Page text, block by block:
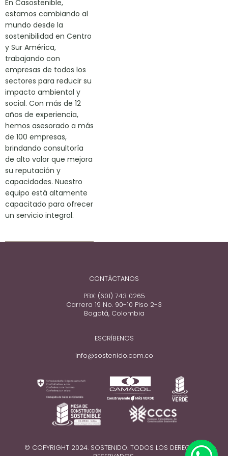
En Casostenible,
estamos cambiando al
mundo desde la
sostenibilidad en Centro
y Sur América,
trabajando con
empresas de todos los
sectores para reducir su
impacto ambiental y
social. Con más de 12
años de experiencia,
hemos asesorado a más
de 100 empresas,
brindando consultoría
de alto valor que mejora
su reputación y
capacidades. Nuestro
equipo está altamente
capacitado para ofrecer
un servicio integral.
CONTÁCTANOS
PBX: (601) 743 0265
Carrera 19 No. 90-10 Piso 2-3
Bogotá, Colombia
ESCRÍBENOS
info@sostenido.com.co
© COPYRIGHT 2024. SOSTENIDO. TODOS LOS DERECHOS